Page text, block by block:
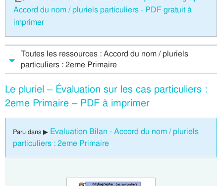
Accord du nom / pluriels particuliers - PDF gratuit à
imprimer
Toutes les ressources : Accord du nom / pluriels
particuliers : 2eme Primaire
Le pluriel – Évaluation sur les cas particuliers :
2eme Primaire – PDF à imprimer
Paru dans ▶ Evaluation Bilan - Accord du nom / pluriels
particuliers : 2eme Primaire